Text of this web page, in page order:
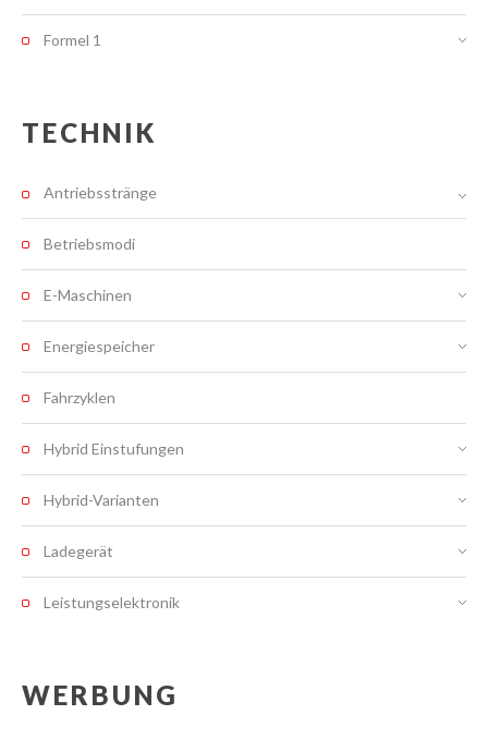
Formel 1
TECHNIK
Antriebsstränge
Betriebsmodi
E-Maschinen
Energiespeicher
Fahrzyklen
Hybrid Einstufungen
Hybrid-Varianten
Ladegerät
Leistungselektronik
WERBUNG